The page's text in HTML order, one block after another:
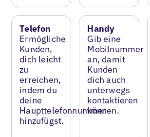
Telefon
Ermögliche
Kunden,
dich leicht
zu
erreichen,
indem du
deine
Haupttelefonnummer
hinzufügst.
Handy
Gib eine
Mobilnummer
an, damit
Kunden
dich auch
unterwegs
kontaktieren
können.